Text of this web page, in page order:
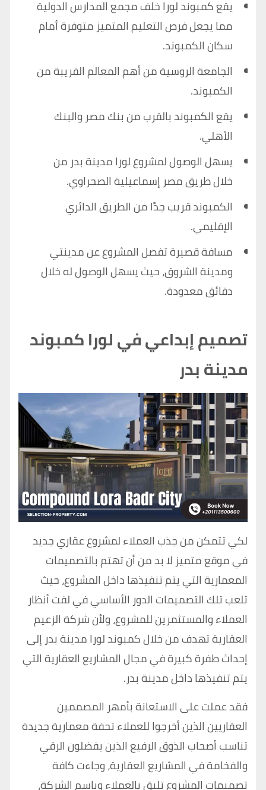
يقع كمبوند لورا خلف مجمع المدارس الدولية
مما يجعل فرص التعليم المتميز متوفرة أمام
سكان الكمبوند.
الجامعة الروسية من أهم المعالم القريبة من
الكمبوند.
يقع الكمبوند بالقرب من بنك مصر والبنك
الأهلي.
يسهل الوصول لمشروع لورا مدينة بدر من
خلال طريق مصر إسماعيلية الصحراوي.
الكمبوند قريب جدًا من الطريق الدائري
الإقليمي.
مسافة قصيرة تفصل المشروع عن مدينتي
ومدينة الشروق، حيث يسهل الوصول له خلال
دقائق معدودة.
تصميم إبداعي في لورا كمبوند
مدينة بدر
لكي تتمكن من جذب العملاء لمشروع عقاري جديد
في موقع متميز لا بد من أن تهتم بالتصميمات
المعمارية التي يتم تنفيذها داخل المشروع، حيث
تلعب تلك التصميمات الدور الأساسي في لفت أنظار
العملاء والمستثمرين للمشروع، ولأن شركة الزعيم
العقارية تهدف من خلال كمبوند لورا مدينة بدر إلى
إحداث طفرة كبيرة في مجال المشاريع العقارية التي
يتم تنفيذها داخل مدينة بدر.
فقد عملت على الاستعانة بأمهر المصممين
العقاريين الذين أخرجوا للعملاء تحفة معمارية جديدة
تناسب أصحاب الذوق الرفيع الذين يفضلون الرقي
والفخامة في المشاريع العقارية، وجاءت كافة
تصميمات المشروع تليق بالعملاء وباسم الشركة،